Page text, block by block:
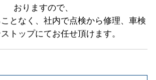
おりますので、
となく、社内で点検から修理、車検
トップにてお任せ頂けます。